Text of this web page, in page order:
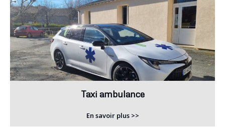
Taxi ambulance
En savoir plus >>